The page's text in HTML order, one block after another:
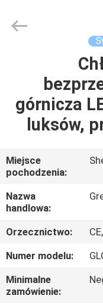
PRODUKTY
NAS
WYCIECZKA
PO
FABRYCE
KONTROLA
JAKOŚCI
Rights
górnicza
luksów,
Miejsce
pochodzenia:
Nazwa
handlowa:
Orzecznictwo:
Numer modelu:
Minimalne
zamówienie: